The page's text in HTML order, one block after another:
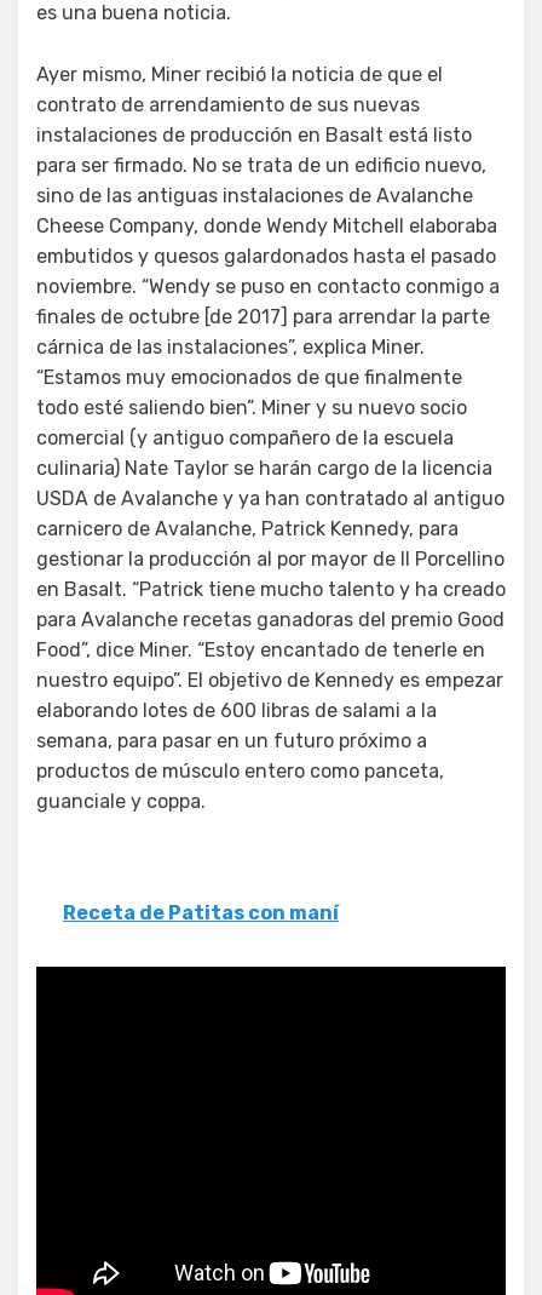
es una buena noticia.
Ayer mismo, Miner recibió la noticia de que el
contrato de arrendamiento de sus nuevas
instalaciones de producción en Basalt está listo
para ser firmado. No se trata de un edificio nuevo,
sino de las antiguas instalaciones de Avalanche
Cheese Company, donde Wendy Mitchell elaboraba
embutidos y quesos galardonados hasta el pasado
noviembre. “Wendy se puso en contacto conmigo a
finales de octubre [de 2017] para arrendar la parte
cárnica de las instalaciones”, explica Miner.
“Estamos muy emocionados de que finalmente
todo esté saliendo bien”. Miner y su nuevo socio
comercial (y antiguo compañero de la escuela
culinaria) Nate Taylor se harán cargo de la licencia
USDA de Avalanche y ya han contratado al antiguo
carnicero de Avalanche, Patrick Kennedy, para
gestionar la producción al por mayor de Il Porcellino
en Basalt. “Patrick tiene mucho talento y ha creado
para Avalanche recetas ganadoras del premio Good
Food”, dice Miner. “Estoy encantado de tenerle en
nuestro equipo”. El objetivo de Kennedy es empezar
elaborando lotes de 600 libras de salami a la
semana, para pasar en un futuro próximo a
productos de músculo entero como panceta,
guanciale y coppa.
Receta de Patitas con maní